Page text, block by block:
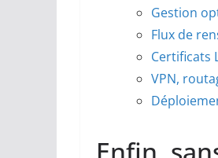
Gestion
Flux de
Certificats
VPN,
Enfin,